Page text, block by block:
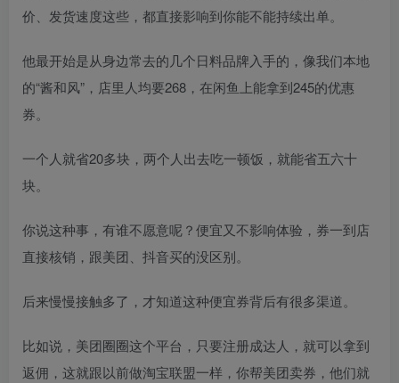
价、发货速度这些，都直接影响到你能不能持续出单。
他最开始是从身边常去的几个日料品牌入手的，像我们本地
的“酱和风”，店里人均要268，在闲鱼上能拿到245的优惠
券。
一个人就省20多块，两个人出去吃一顿饭，就能省五六十
块。
你说这种事，有谁不愿意呢？便宜又不影响体验，券一到店
直接核销，跟美团、抖音买的没区别。
后来慢慢接触多了，才知道这种便宜券背后有很多渠道。
比如说，美团圈圈这个平台，只要注册成达人，就可以拿到
返佣，这就跟以前做淘宝联盟一样，你帮美团卖券，他们就